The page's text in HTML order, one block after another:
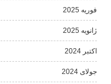
فوریه 2025
ژانویه 2025
اکتبر 2024
جولای 2024